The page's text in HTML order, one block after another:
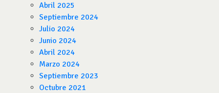
Abril 2025
Septiembre 2024
Julio 2024
Junio 2024
Abril 2024
Marzo 2024
Septiembre 2023
Octubre 2021